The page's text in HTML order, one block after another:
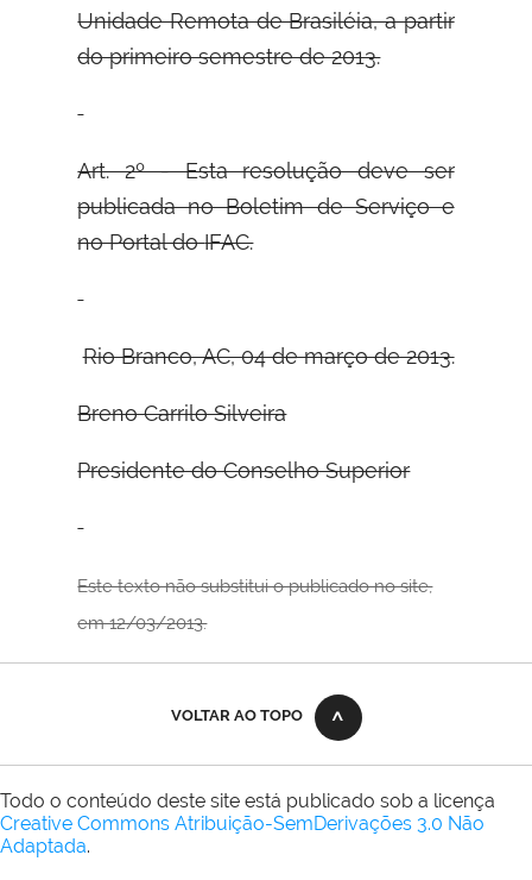
Unidade Remota de Brasiléia, a partir
do primeiro semestre de 2013.
Art. 2º - Esta resolução deve ser
publicada no Boletim de Serviço e
no Portal doIFAC.
Rio Branco, AC, 04 de março de 2013.
Breno Carrilo Silveira
Presidente do Conselho Superior
Este texto não substitui o publicado no site,
em 12/03/2013.
VOLTAR AO TOPO
Todo o conteúdo deste site está publicado sob a licença
Creative Commons Atribuição-SemDerivações 3.0 Não
Adaptada.